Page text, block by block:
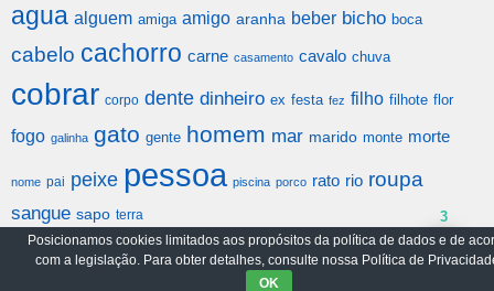
agua alguem amiga amigo aranha beber bicho boca
cabelo cachorro carne casamento cavalo chuva
cobrar corpo dente dinheiro ex festa fez filho filhote flor
fogo galinha gato gente homem mar marido monte morte
nome pai peixe pessoa piscina porco rato rio roupa
sangue sapo terra
Arquivo Política de Privacidade
Posicionamos cookies limitados aos propósitos da política de dados e de
com a legislação. Para obter detalhes, consulte nossa Política de
OK
3